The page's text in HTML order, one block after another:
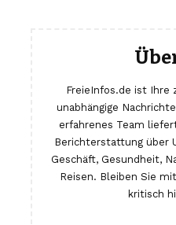
FreieInfos.de ist Ihre
unabhängige
erfahrenes Team
Berichterstattung über
Geschäft, Gesundheit,
Reisen. Bleiben Sie
kritisch